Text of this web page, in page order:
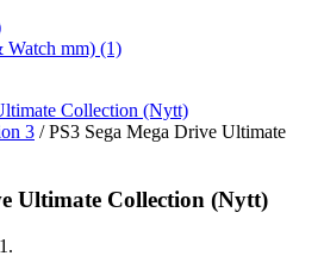
Watch mm) (1)
3 / PS3 Sega Mega Drive Ultimate
Ultimate Collection (Nytt)